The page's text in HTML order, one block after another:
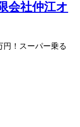
会社仲江オ
円！スーパー乗る